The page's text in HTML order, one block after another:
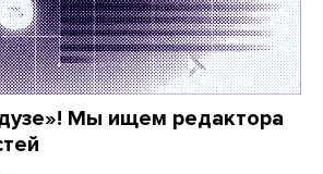
Мы ищем редактора